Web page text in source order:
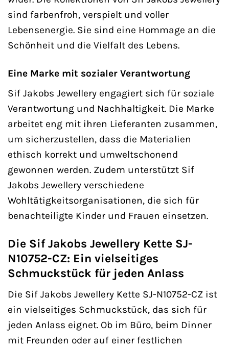
sind farbenfroh, verspielt und voller
Lebensenergie. Sie sind eine Hommage an die
Schönheit und die Vielfalt des Lebens.
Eine Marke mit sozialer Verantwortung
Sif Jakobs Jewellery engagiert sich für soziale
Verantwortung und Nachhaltigkeit. Die Marke
arbeitet eng mit ihren Lieferanten zusammen,
um sicherzustellen, dass die Materialien
ethisch korrekt und umweltschonend
gewonnen werden. Zudem unterstützt Sif
Jakobs Jewellery verschiedene
Wohltätigkeitsorganisationen, die sich für
benachteiligte Kinder und Frauen einsetzen.
Die Sif Jakobs Jewellery Kette SJ-
N10752-CZ: Ein vielseitiges
Schmuckstück für jeden Anlass
Die Sif Jakobs Jewellery Kette SJ-N10752-CZ ist
ein vielseitiges Schmuckstück, das sich für
jeden Anlass eignet. Ob im Büro, beim Dinner
mit Freunden oder auf einer festlichen